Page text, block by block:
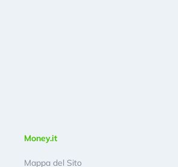
Money.it
Mappa del Sito